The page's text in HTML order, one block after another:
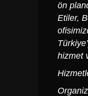
ön
Etiler,
hizmet